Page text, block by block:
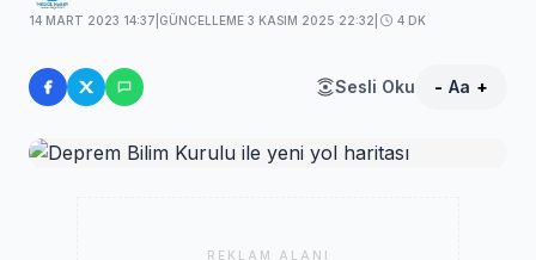
14 MART 2023 14:37 GÜNCELLEME 3 KASIM 2025 22:32 4 DK
Sesli Oku - Aa +
REKLAM ALANI